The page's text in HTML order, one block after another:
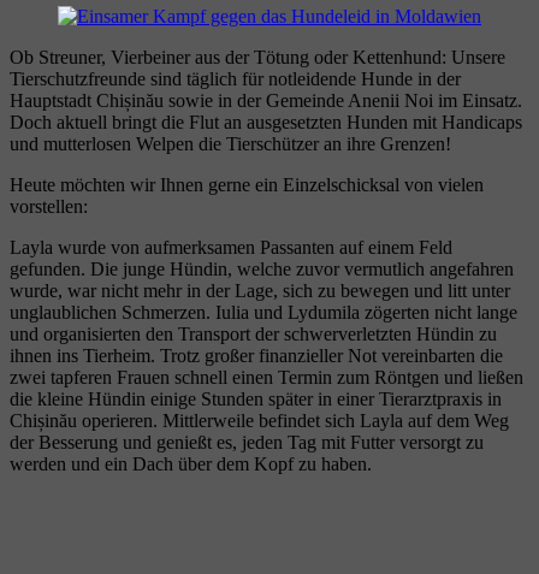
Ob Streuner, Vierbeiner aus der Tötung oder Kettenhund: Unsere
Tierschutzfreunde sind täglich für notleidende Hunde in der
Hauptstadt Chișinău sowie in der Gemeinde Anenii Noi im Einsatz.
Doch aktuell bringt die Flut an ausgesetzten Hunden mit Handicaps
und mutterlosen Welpen die Tierschützer an ihre Grenzen!
Heute möchten wir Ihnen gerne ein Einzelschicksal von vielen
vorstellen:
Layla wurde von aufmerksamen Passanten auf einem Feld
gefunden. Die junge Hündin, welche zuvor vermutlich angefahren
wurde, war nicht mehr in der Lage, sich zu bewegen und litt unter
unglaublichen Schmerzen. Iulia und Lydumila zögerten nicht lange
und organisierten den Transport der schwerverletzten Hündin zu
ihnen ins Tierheim. Trotz großer finanzieller Not vereinbarten die
zwei tapferen Frauen schnell einen Termin zum Röntgen und ließen
die kleine Hündin einige Stunden später in einer Tierarztpraxis in
Chișinău operieren. Mittlerweile befindet sich Layla auf dem Weg
der Besserung und genießt es, jeden Tag mit Futter versorgt zu
werden und ein Dach über dem Kopf zu haben.